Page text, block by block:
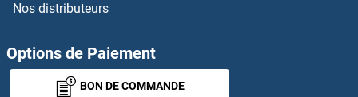
SNIP1 Anticorps
SNM1 Anticorps
SNRK Anticorps
Nos distributeurs
Options de Paiement
BON DE COMMANDE